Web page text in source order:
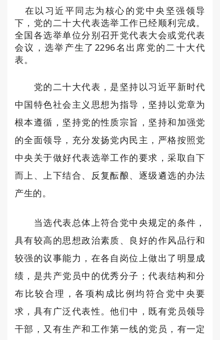
在以习近平同志为核心的党中央坚强领导
下，党的二十大代表选举工作已经顺利完成。
全国各选举单位分别召开党代表大会或党代表
会议，选举产生了2296名出席党的二十大代
表。
党的二十大代表，是坚持以习近平新时代
中国特色社会主义思想为指导，坚持以党章为
根本遵循，坚持党的性质宗旨，坚持和加强党
的全面领导，充分发扬党内民主，严格按照党
中央关于做好代表选举工作的要求，采取自下
而上、上下结合、反复酝酿、逐级遴选的办法
产生的。
当选代表总体上符合党中央规定的条件，
具有较高的思想政治素质、良好的作风品行和
较强的议事能力，在各自岗位上做出了明显成
绩，是共产党员中的优秀分子；代表结构和分
布比较合理，各项构成比例均符合党中央要
求，具有广泛代表性。他们中，既有党员领导
干部，又有生产和工作第一线的党员，有一定